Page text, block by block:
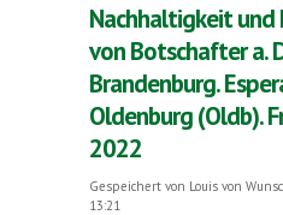
Nachhaltigkeit und
von Botschafter a.
Brandenburg.
Oldenburg (Oldb).
2022
Gespeichert von Louis von Wunsc...
13:21